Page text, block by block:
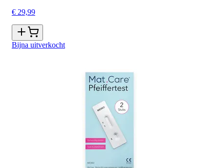
€ 29,99
Bijna uitverkocht